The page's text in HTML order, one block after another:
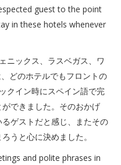
guest to the point
in these hotels whenever
ニックス、ラスベガス、ワ
どのホテルでもフロントの
クイン時にスペイン語で完
できました。そのおかげ
ゲストだと感じ、またその
うと心に決めました。
and polite phrases in